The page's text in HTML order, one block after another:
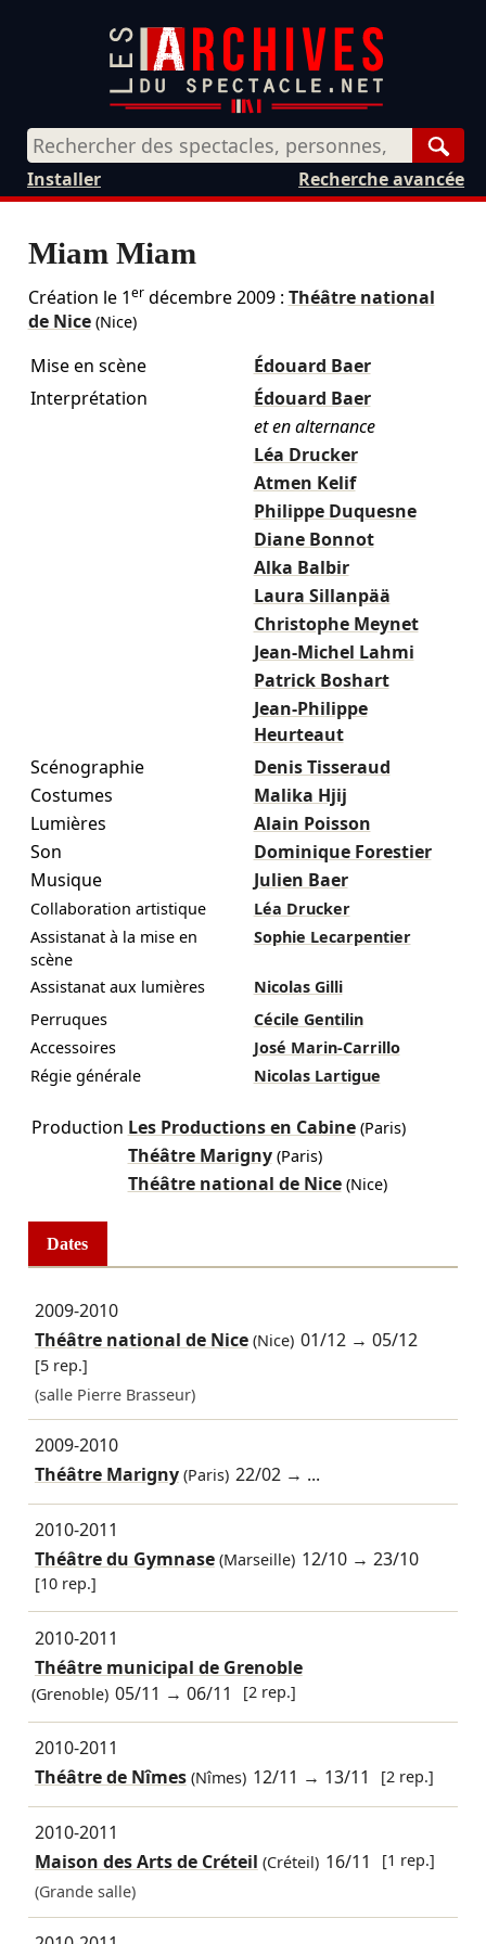
Recherche avancée
Installer
Miam Miam
Création le 1erdécembre 2009: Théâtre national
de Nice(Nice)
Mise en scène
Édouard Baer
Interprétation
Édouard Baer
et en alternance
Léa Drucker
Atmen Kelif
Philippe Duquesne
Diane Bonnot
Alka Balbir
Laura Sillanpää
Christophe Meynet
Jean-Michel Lahmi
Patrick Boshart
Jean-Philippe
Heurteaut
Scénographie
Denis Tisseraud
Costumes
Malika Hjij
Lumières
Alain Poisson
Son
Dominique Forestier
Musique
Julien Baer
Collaboration artistique
Léa Drucker
Assistanat à la mise en
scène
Sophie Lecarpentier
Assistanat aux lumières
Nicolas Gilli
Perruques
Cécile Gentilin
Accessoires
José Marin-Carrillo
Régie générale
Nicolas Lartigue
Production Les Productions en Cabine(Paris)
Théâtre Marigny(Paris)
Théâtre national de Nice(Nice)
Dates
2009-2010
Théâtre national de Nice(Nice) 01/12 →05/12
[5 rep.]
(salle Pierre Brasseur)
2009-2010
Théâtre Marigny(Paris) 22/02 → ...
2010-2011
Théâtre du Gymnase(Marseille) 12/10 →23/10
[10 rep.]
2010-2011
Théâtre municipal de Grenoble
(Grenoble) 05/11 →06/11 [2 rep.]
2010-2011
Théâtre de Nîmes(Nîmes) 12/11 → 13/11 [2 rep.]
2010-2011
Maison des Arts de Créteil (Créteil) 16/11
[1 rep.]
(Grande salle)